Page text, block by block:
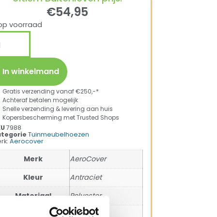
€54,95
voorraad
In winkelmand
Gratis verzending vanaf €250,-*
Achteraf betalen mogelijk
Snelle verzending & levering aan huis
Kopersbescherming met Trusted Shops
7988
Tuinmeubelhoezen
Aerocover
Merk
AeroCover
Kleur
Antraciet
Materiaal
Polyester
210 cm